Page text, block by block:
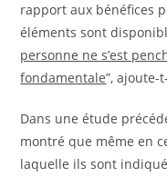
rapport aux bénéfices
éléments sont
personne ne s’est
fondamentale”, ajoute-
Dans une étude
montré que même en
laquelle ils sont